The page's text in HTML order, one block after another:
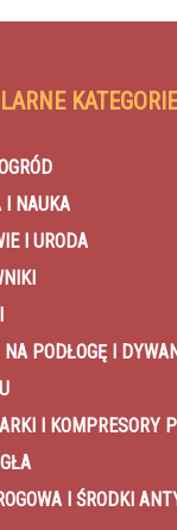
KATEGORIE
I NAUKA
I URODA
NA PODŁOGĘ I
I KOMPRESORY
I ŚRODKI